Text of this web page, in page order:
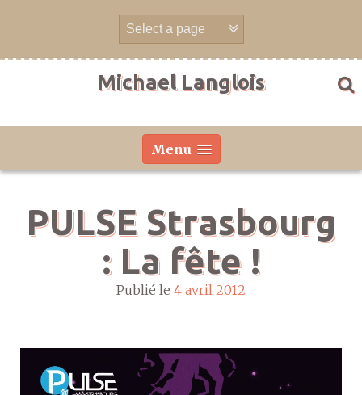
Michael Langlois
Menu
PULSE Strasbourg
: La fête !
Publié le 4 avril 2012